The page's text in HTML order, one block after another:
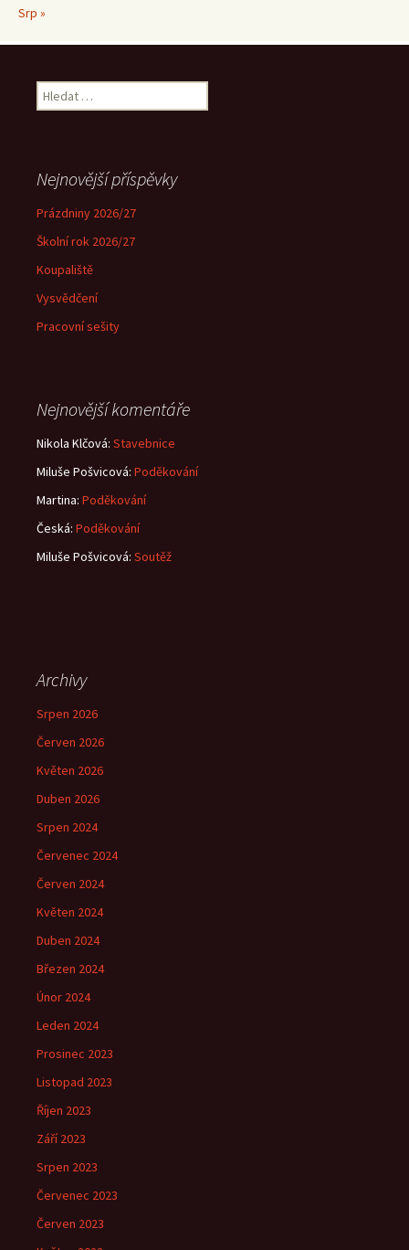
Srp »
Vyhledávání
Nejnovější příspěvky
Prázdniny 2026/27
Školní rok 2026/27
Koupaliště
Vysvědčení
Pracovní sešity
Nejnovější komentáře
Nikola Klčová: Stavebnice
Miluše Pošvicová: Poděkování
Martina: Poděkování
Česká: Poděkování
Miluše Pošvicová: Soutěž
Archivy
Srpen 2026
Červen 2026
Květen 2026
Duben 2026
Srpen 2024
Červenec 2024
Červen 2024
Květen 2024
Duben 2024
Březen 2024
Únor 2024
Leden 2024
Prosinec 2023
Listopad 2023
Říjen 2023
Září 2023
Srpen 2023
Červenec 2023
Červen 2023